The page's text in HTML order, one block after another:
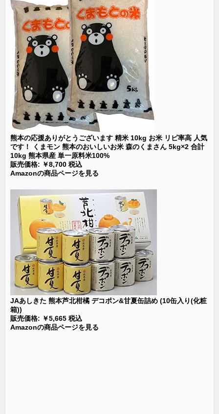
熊本の応援ありがとうございます 精米 10kg お米 リピ率高 人気
です！ くまモン 熊本のおいしいお米 森のくまさん 5kg×2 合計
10kg 熊本県産 単一原料米100%
販売価格: ￥8,700 税込
Amazonの商品ページを見る
JAあしきた 熊本芦北柑橘 デコポン&甘夏缶詰め (10缶入り(化粧
箱))
販売価格: ￥5,665 税込
Amazonの商品ページを見る